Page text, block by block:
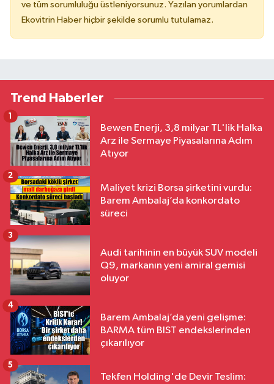
ve tüm sorumluluğu üstleniyorsunuz. Yazılan yorumlardan
Ekovitrin Haber hiçbir şekilde sorumlu tutulamaz.
Trend Haberler
Bewen Enerji, 3,8 milyar TL'lik Halka
Arz ile Sermaye Piyasalarına Adım
Atıyor
1
Maliyet krizi Borsa şirketini vurdu:
Barem Ambalaj’da konkordato
süreci
2
Audi tarihinin en büyük SUV modeli
Q9, markanın yeni amiral gemisi
oluyor
3
Barem Ambalaj’da yeni gelişme:
BARMA tüm BIST endekslerinden
çıkarılıyor
4
Tekfen Holding'de Devir Teslim:
5